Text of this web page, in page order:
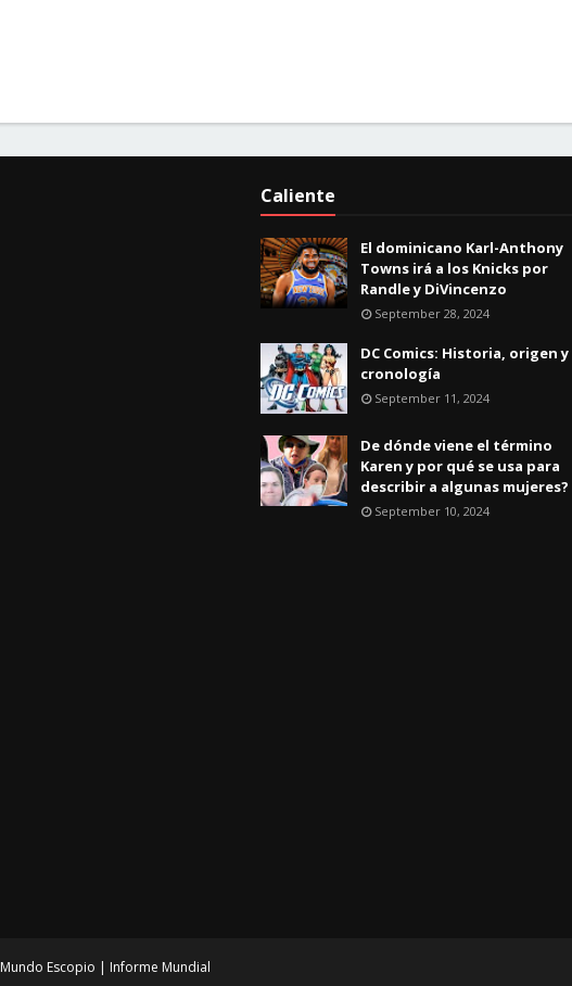
Caliente
El dominicano Karl-Anthony
Towns irá a los Knicks por
Randle y DiVincenzo
September 28, 2024
DC Comics: Historia, origen y
cronología
September 11, 2024
De dónde viene el término
Karen y por qué se usa para
describir a algunas mujeres?
September 10, 2024
Mundo Escopio | Informe Mundial